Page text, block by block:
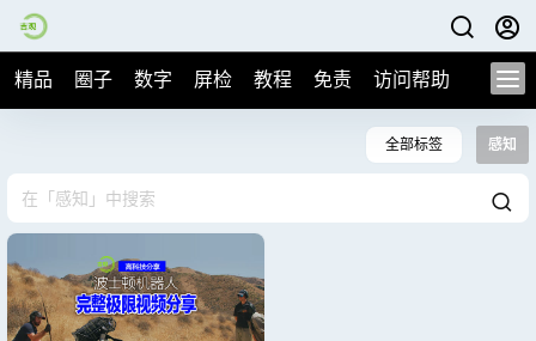
精品 圈子 数字 屏检 教程 免责 访问帮助
全部标签 感知